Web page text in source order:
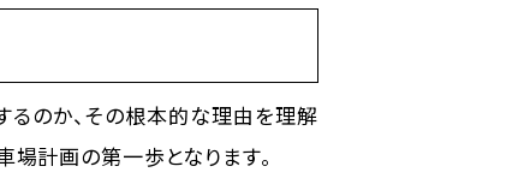
のか、その根本的な理由を理解
場計画の第一歩となります。